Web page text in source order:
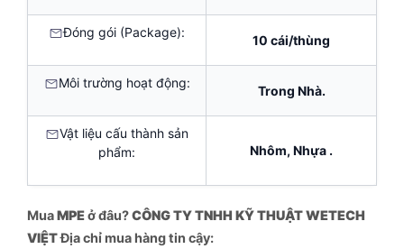
Đóng gói (Package):
10 cái/thùng
Môi trường hoạt động:
Trong Nhà.
Vật liệu cấu thành sản
phẩm:
Nhôm, Nhựa .
MuaMPEở đâu?CÔNG TY TNHH KỸ THUẬT WETECH
VIỆTĐịa chỉ mua hàng tin cậy: